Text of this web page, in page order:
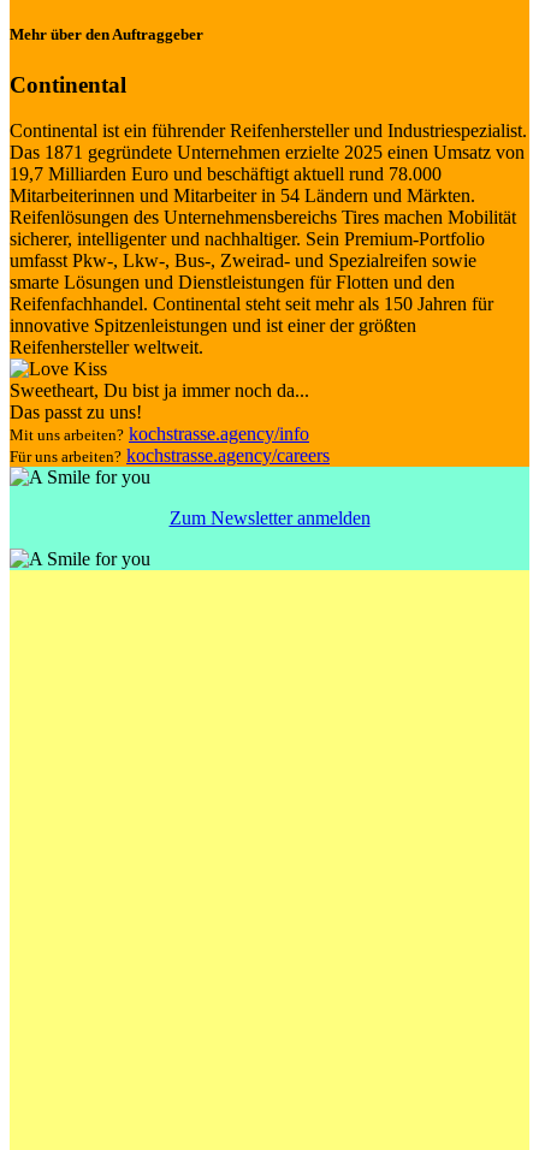
Mehr über den Auftraggeber
Continental
Continental ist ein führender Reifenhersteller und Industriespezialist.
Das 1871 gegründete Unternehmen erzielte 2025 einen Umsatz von
19,7 Milliarden Euro und beschäftigt aktuell rund 78.000
Mitarbeiterinnen und Mitarbeiter in 54 Ländern und Märkten.
Reifenlösungen des Unternehmensbereichs Tires machen Mobilität
sicherer, intelligenter und nachhaltiger. Sein Premium-Portfolio
umfasst Pkw-, Lkw-, Bus-, Zweirad- und Spezialreifen sowie
smarte Lösungen und Dienstleistungen für Flotten und den
Reifenfachhandel. Continental steht seit mehr als 150 Jahren für
innovative Spitzenleistungen und ist einer der größten
Reifenhersteller weltweit.
Sweetheart, Du bist ja immer noch da...
Das passt zu uns!
Mit uns arbeiten? kochstrasse.agency/info
Für uns arbeiten? kochstrasse.agency/careers
Zum Newsletter anmelden